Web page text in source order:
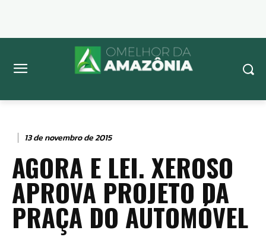
13 de novembro de 2015
AGORA E LEI. XEROSO
APROVA PROJETO DA
PRAÇA DO AUTOMÓVEL